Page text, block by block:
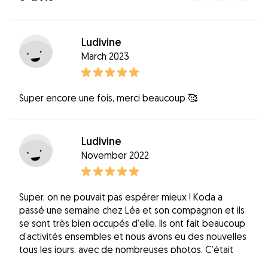
Ludivine
March 2023
Super encore une fois, merci beaucoup 🥰
Ludivine
November 2022
Super, on ne pouvait pas espérer mieux ! Koda a
passé une semaine chez Léa et son compagnon et ils
se sont très bien occupés d’elle. Ils ont fait beaucoup
d’activités ensembles et nous avons eu des nouvelles
tous les jours, avec de nombreuses photos. C’était